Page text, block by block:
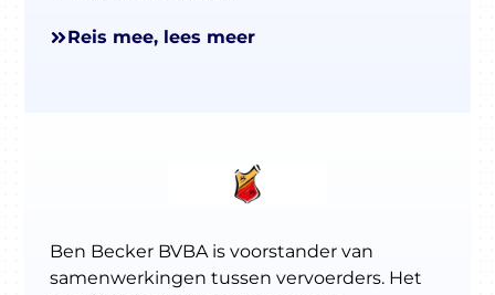
Aanmelden
Reis mee, lees meer
Ben Becker BVBA is voorstander van
samenwerkingen tussen vervoerders. Het